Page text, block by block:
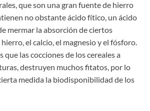
que son una gran fuente de hierro
no obstante ácido fítico, un ácido
mermar la absorción de ciertos
el calcio, el magnesio y el fósforo.
que las cocciones de los cereales a
destruyen muchos fitatos, por lo
medida la biodisponibilidad de los